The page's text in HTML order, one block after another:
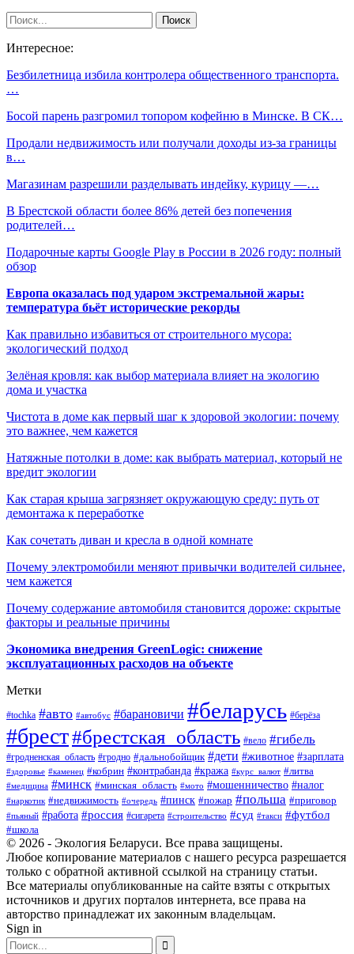
Интересное:
Безбилетница избила контролера общественного транспорта.
…
Босой парень разгромил топором кофейню в Минске. В СК…
Продали недвижимость или получали доходы из-за границы
в…
Магазинам разрешили разделывать индейку, курицу —…
В Брестской области более 86% детей без попечения
родителей…
Подарочные карты Google Play в России в 2026 году: полный
обзор
Европа оказалась под ударом экстремальной жары:
температура бьёт исторические рекорды
Как правильно избавиться от строительного мусора:
экологический подход
Зелёная кровля: как выбор материала влияет на экологию
дома и участка
Чистота в доме как первый шаг к здоровой экологии: почему
это важнее, чем кажется
Натяжные потолки в доме: как выбрать материал, который не
вредит экологии
Как старая крыша загрязняет окружающую среду: путь от
демонтажа к переработке
Как сочетать диван и кресла в одной комнате
Почему электромобили меняют привычки водителей сильнее,
чем кажется
Почему содержание автомобиля становится дороже: скрытые
факторы и реальные причины
Экономика внедрения GreenLogic: снижение
эксплуатационных расходов на объекте
Метки
#tochka #авто #автобус #барановичи #беларусь #берёза
#брест#брестская_область #вело #гибель
#гродненская_область #гродно #дальнобойщик #дети #животное #зарплата
#здоровье #каменец #кобрин #контрабанда #кража #курс_валют #литва
#медицина #минск #минская_область #мото #мошенничество #налог
#наркотик #недвижимость #очередь #пинск #пожар #польша #приговор
#пьяный #работа #россия #сигарета #строительство #суд #такси #футбол
#школа
© 2026 - Экология Беларуси. Все права защищены.
Любое копирование материалов с нашего ресурса разрешается
только с обратной активной ссылкой на страницу статьи.
Все материалы опубликованные на сайте взяты с открытых
источников и других порталов интернета, все права на
авторство принадлежат их законным владельцам.
Sign in